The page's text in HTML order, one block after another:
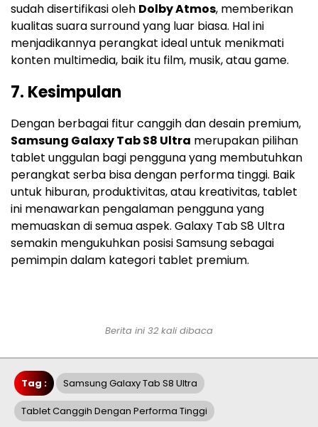
sudah disertifikasi oleh Dolby Atmos, memberikan
kualitas suara surround yang luar biasa. Hal ini
menjadikannya perangkat ideal untuk menikmati
konten multimedia, baik itu film, musik, atau game.
7. Kesimpulan
Dengan berbagai fitur canggih dan desain premium,
Samsung Galaxy Tab S8 Ultra merupakan pilihan
tablet unggulan bagi pengguna yang membutuhkan
perangkat serba bisa dengan performa tinggi. Baik
untuk hiburan, produktivitas, atau kreativitas, tablet
ini menawarkan pengalaman pengguna yang
memuaskan di semua aspek. Galaxy Tab S8 Ultra
semakin mengukuhkan posisi Samsung sebagai
pemimpin dalam kategori tablet premium.
Berita ini 32 kali dibaca
Tag : Samsung Galaxy Tab S8 Ultra
Tablet Canggih Dengan Performa Tinggi